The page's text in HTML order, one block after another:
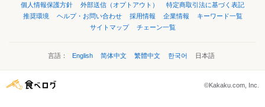
個人情報保護方針
外部送信（オプトアウト）
特定商取引法に基づく表記
推奨環境
ヘルプ・お問い合わせ 採用情報 企業情報
キーワード一覧
サイトマップ
チェーン一覧
言語： English 简体中文 繁體中文 한국어 日本語
©Kakaku.com, Inc.